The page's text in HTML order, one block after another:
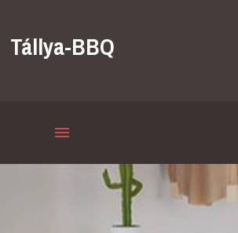
Tállya-BBQ